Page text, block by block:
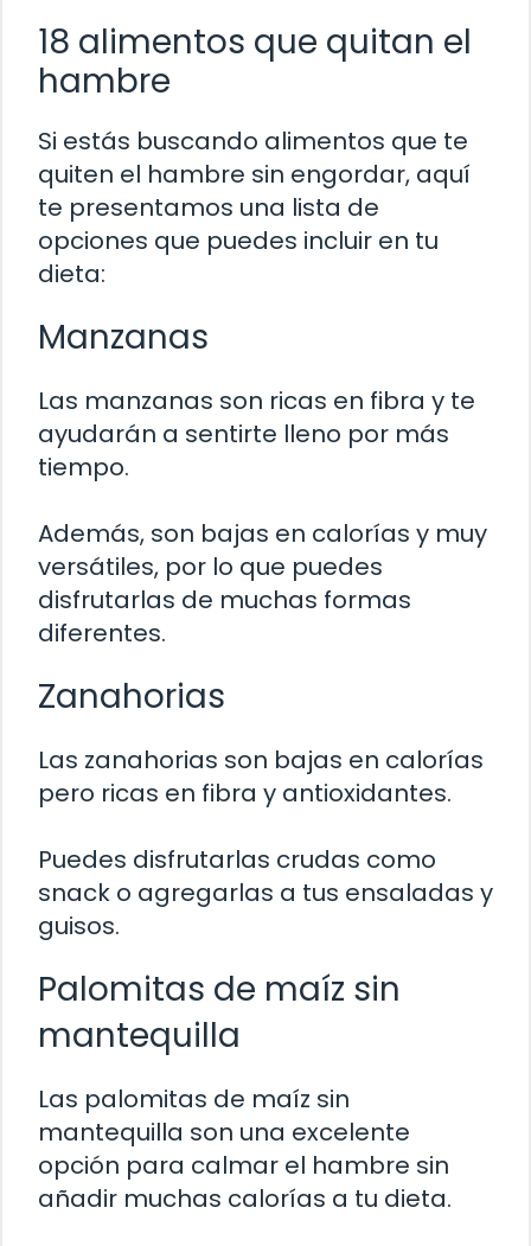
18 alimentos que quitan el
hambre
Si estás buscando alimentos que te
quiten el hambre sin engordar, aquí
te presentamos una lista de
opciones que puedes incluir en tu
dieta:
Manzanas
Las manzanas son ricas en fibra y te
ayudarán a sentirte lleno por más
tiempo.
Además, son bajas en calorías y muy
versátiles, por lo que puedes
disfrutarlas de muchas formas
diferentes.
Zanahorias
Las zanahorias son bajas en calorías
pero ricas en fibra y antioxidantes.
Puedes disfrutarlas crudas como
snack o agregarlas a tus ensaladas y
guisos.
Palomitas de maíz sin
mantequilla
Las palomitas de maíz sin
mantequilla son una excelente
opción para calmar el hambre sin
añadir muchas calorías a tu dieta.